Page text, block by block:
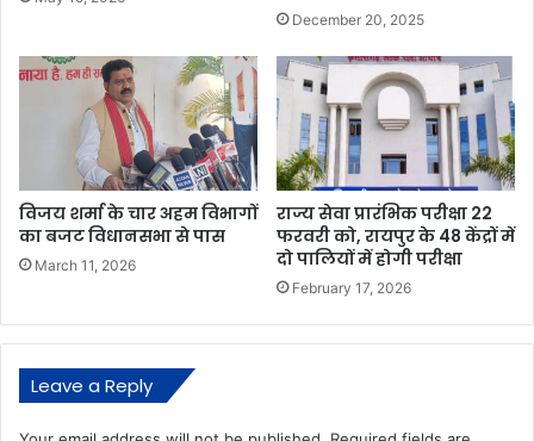
December 20, 2025
विजय शर्मा के चार अहम विभागों
का बजट विधानसभा से पास
March 11, 2026
राज्य सेवा प्रारंभिक परीक्षा 22
फरवरी को, रायपुर के 48 केंद्रों में
दो पालियों में होगी परीक्षा
February 17, 2026
Leave a Reply